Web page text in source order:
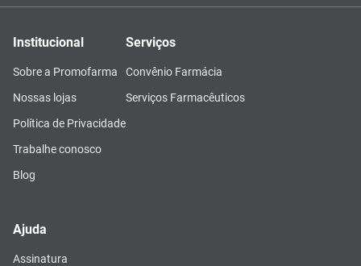
Institucional
Sobre a Promofarma
Nossas lojas
Política de Privacidade
Trabalhe conosco
Blog
Serviços
Convênio Farmácia
Serviços Farmacêuticos
Ajuda
Assinatura